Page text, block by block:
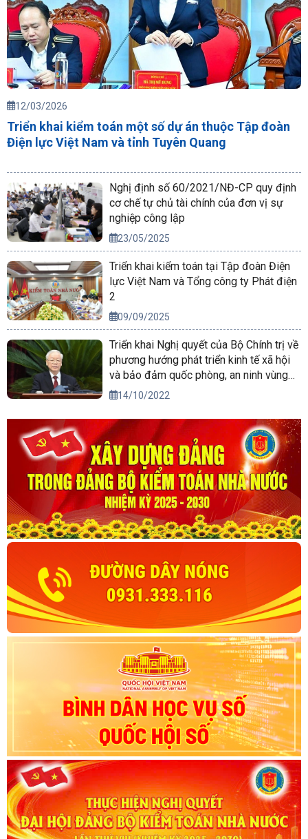
12/03/2026
Triển khai kiểm toán một số dự án thuộc Tập đoàn
Điện lực Việt Nam và tỉnh Tuyên Quang
Nghị định số 60/2021/NĐ-CP quy định
cơ chế tự chủ tài chính của đơn vị sự
nghiệp công lập
23/05/2025
Triển khai kiểm toán tại Tập đoàn Điện
lực Việt Nam và Tổng công ty Phát điện
2
09/09/2025
Triển khai Nghị quyết của Bộ Chính trị về
phương hướng phát triển kinh tế xã hội
và bảo đảm quốc phòng, an ninh vùng
Tây Nguyên đến năm 2030, tầm nhìn
14/10/2022